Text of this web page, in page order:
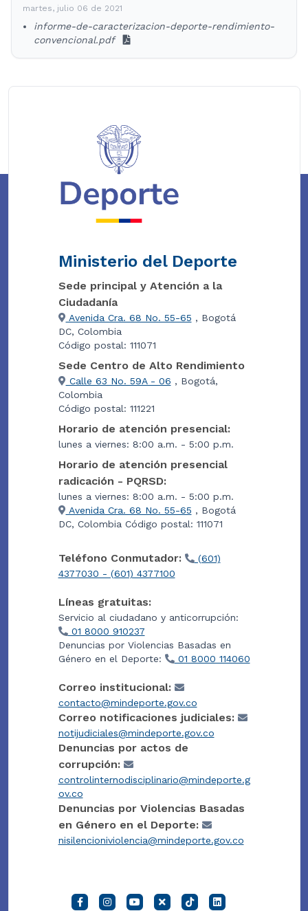
martes, julio 06 de 2021
informe-de-caracterizacion-deporte-rendimiento-
convencional.pdf
Ministerio del Deporte
Sede principal y Atención a la
Ciudadanía
Avenida Cra. 68 No. 55-65 , Bogotá
DC, Colombia
Código postal: 111071
Sede Centro de Alto Rendimiento
Calle 63 No. 59A - 06 , Bogotá,
Colombia
Código postal: 111221
Horario de atención presencial:
lunes a viernes: 8:00 a.m. - 5:00 p.m.
Horario de atención presencial
radicación - PQRSD:
lunes a viernes: 8:00 a.m. - 5:00 p.m.
Avenida Cra. 68 No. 55-65 , Bogotá
DC, Colombia Código postal: 111071
Teléfono Conmutador:
(601)
4377030 - (601) 4377100
Líneas gratuitas:
Servicio al ciudadano y anticorrupción:
01 8000 910237
Denuncias por Violencias Basadas en
Género en el Deporte:
01 8000 114060
Correo institucional:
contacto@mindeporte.gov.co
Correo notificaciones judiciales:
notijudiciales@mindeporte.gov.co
Denuncias por actos de
corrupción:
controlinternodisciplinario@mindeporte.g
ov.co
Denuncias por Violencias Basadas
en Género en el Deporte:
nisilencioniviolencia@mindeporte.gov.co